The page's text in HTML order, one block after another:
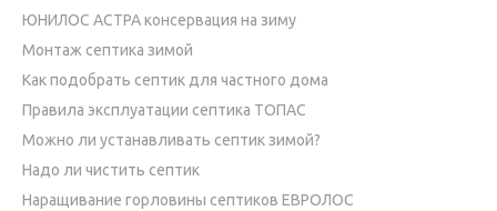
ЮНИЛОС АСТРА консервация на зиму
Монтаж септика зимой
Как подобрать септик для частного дома
Правила эксплуатации септика ТОПАС
Можно ли устанавливать септик зимой?
Надо ли чистить септик
Наращивание горловины септиков ЕВРОЛОС